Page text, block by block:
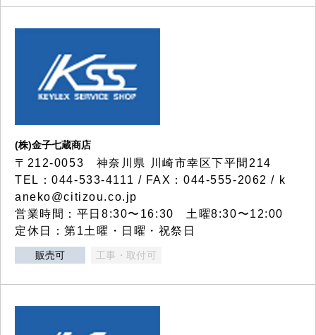
(株)金子七蔵商店
〒212-0053 神奈川県 川崎市幸区下平間214
TEL：044-533-4111 / FAX：044-555-2062 / k
aneko@citizou.co.jp
営業時間：平日8:30〜16:30 土曜8:30〜12:00
定休日：第1土曜・日曜・祝祭日
販売可 工事・取付可